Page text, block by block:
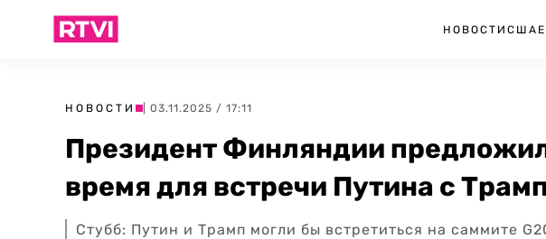
НОВОСТИ США
НОВОСТИ | 03.11.2025 / 17:11
Президент Финляндии
время для встречи Путина с
Стубб: Путин и Трамп могли бы встретиться на саммите